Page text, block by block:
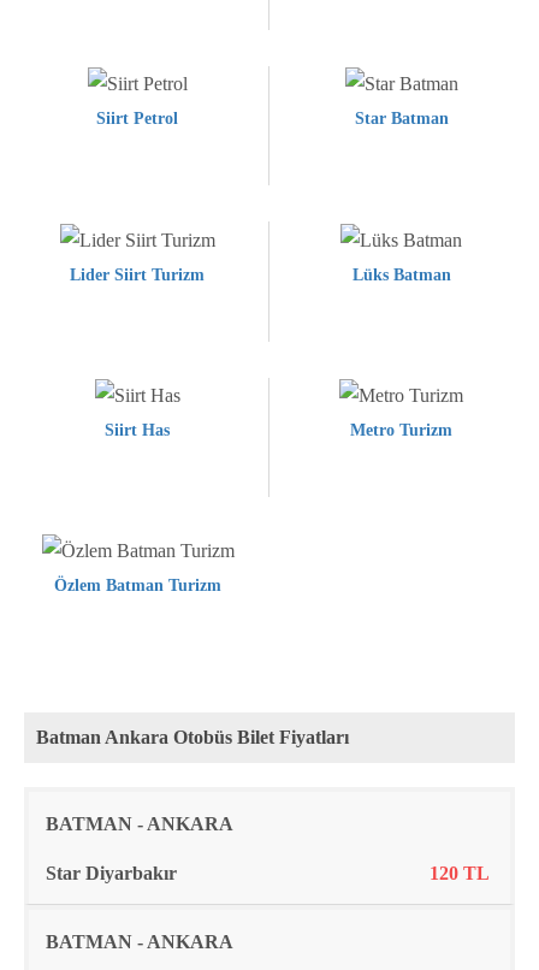
Siirt Petrol Star Batman
Lider Siirt Turizm Lüks Batman
Siirt Has Metro Turizm
Özlem Batman Turizm
Batman Ankara Otobüs Bilet Fiyatları
Rota Firma Fiyat
BATMAN - ANKARA
Star Diyarbakır 120 TL
BATMAN - ANKARA